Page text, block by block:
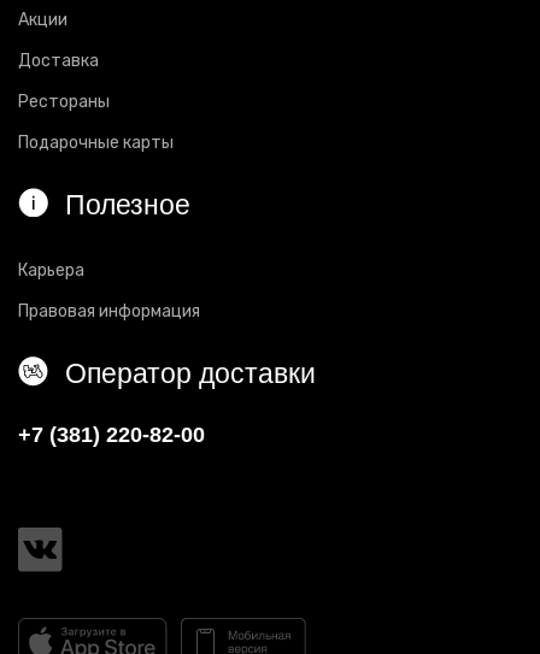
Акции
Доставка
Рестораны
Подарочные карты
Полезное
Карьера
Правовая информация
Оператор доставки
+7 (381) 220-82-00